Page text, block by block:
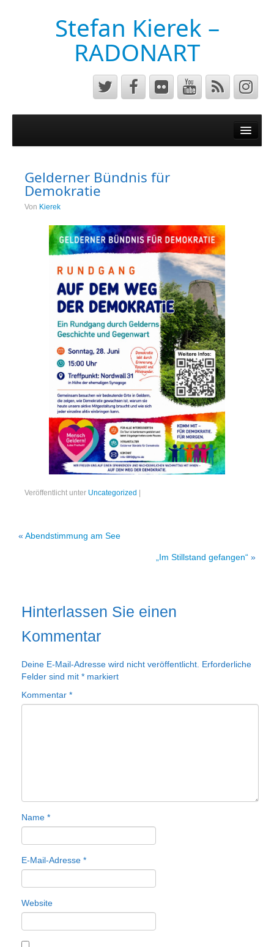
Stefan Kierek –
RADONART
Musik&Art
Surreal
Architecture
Luftaufnahmen
Wettbewerb
Meine Kalender
Mein Shop
Stefan´s EduPortal
Gelderner Bündnis für
Demokratie
Von Kierek
Veröffentlicht unter Uncategorized |
« Abendstimmung am See
„Im Stillstand gefangen“ »
Hinterlassen Sie einen
Kommentar
Deine E-Mail-Adresse wird nicht veröffentlicht. Erforderliche
Felder sind mit * markiert
Kommentar *
Name *
E-Mail-Adresse *
Website